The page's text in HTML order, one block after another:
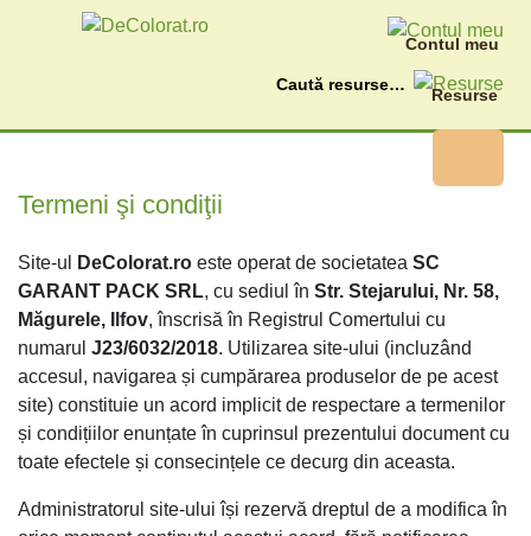
Contul meu
Resurse
Caută
Termeni şi condiţii
Site-ul DeColorat.ro este operat de societatea SC
GARANT PACK SRL, cu sediul în Str. Stejarului, Nr. 58,
Măgurele, Ilfov, înscrisă în Registrul Comertului cu
numarul J23/6032/2018. Utilizarea site-ului (incluzând
accesul, navigarea și cumpărarea produselor de pe acest
site) constituie un acord implicit de respectare a termenilor
și condițiilor enunțate în cuprinsul prezentului document cu
toate efectele și consecințele ce decurg din aceasta.
Administratorul site-ului își rezervă dreptul de a modifica în